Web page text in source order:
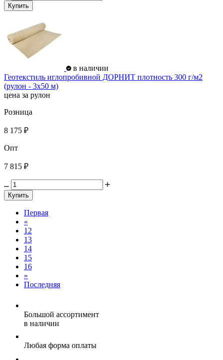
Купить
в наличии
Геотекстиль иглопробивной ДОРНИТ плотность 300 г/м2
(рулон - 3х50 м)
цена за рулон
Розница
8 175 ₽
Опт
7 815 ₽
Купить
Первая
«
12
13
14
15
16
»
Последняя
Большой ассортимент
в наличии
Любая форма оплаты